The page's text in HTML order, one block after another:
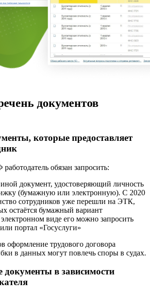
документов
которые предоставляет
обязан запросить:
документ, удостоверяющий личность
(бумажную или электронную). С 2020
сотрудников уже перешли на ЭТК,
остаётся бумажный вариант
виде его можно запросить
портал «Госуслуги»
оформление трудового договора
в данных могут повлечь споры в судах.
документы в зависимости